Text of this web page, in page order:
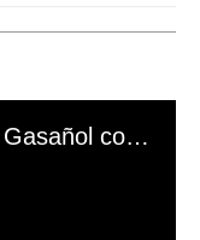
El mal momento de Yanina Gasañol con un hincha argentino en "Subrayado"